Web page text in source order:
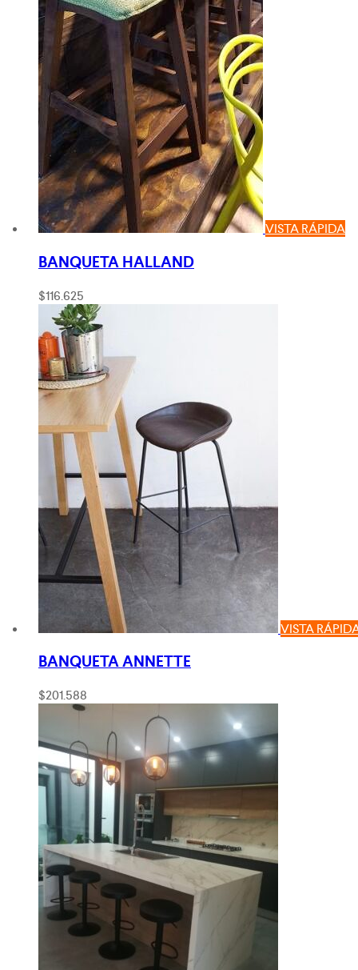
VISTA RÁPIDA
BANQUETA HALLAND
$116.625
VISTA
BANQUETA ANNETTE
$201.588